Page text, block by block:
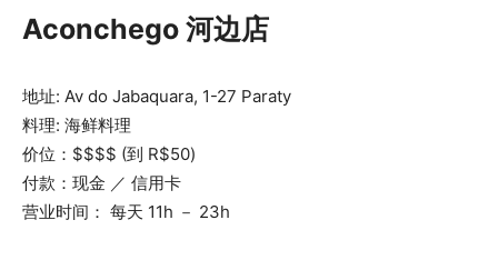
Aconchego 河边店
地址: Av do Jabaquara, 1-27 Paraty
料理: 海鲜料理
价位：$$$$ (到 R$50)
付款：现金 ／ 信用卡
营业时间： 每天 11h － 23h